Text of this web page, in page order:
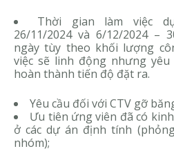
Thời gian làm việc
26/11/2024 và 6/12/2024 –
ngày tùy theo khối lượng
việc sẽ linh động nhưng yêu
hoàn thành tiến độ đặt ra.
Yêu cầu đối với CTV gỡ
Ưu tiên ứng viên đã có
ở các dự án định tính
nhóm);